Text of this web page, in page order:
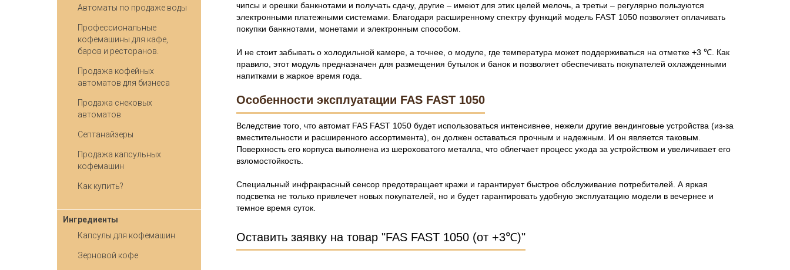
чипсы и орешки банкнотами и получать сдачу, другие – имеют для этих целей мелочь, а третьи – регулярно пользуются
электронными платежными системами. Благодаря расширенному спектру функций модель FAST 1050 позволяет оплачивать
покупки банкнотами, монетами и электронным способом.
И не стоит забывать о холодильной камере, а точнее, о модуле, где температура может поддерживаться на отметке +3 ℃. Как
правило, этот модуль предназначен для размещения бутылок и банок и позволяет обеспечивать покупателей охлажденными
напитками в жаркое время года.
Особенности эксплуатации FAS FAST 1050
Вследствие того, что автомат FAS FAST 1050 будет использоваться интенсивнее, нежели другие вендинговые устройства (из-за
вместительности и расширенного ассортимента), он должен оставаться прочным и надежным. И он является таковым.
Поверхность его корпуса выполнена из шероховатого металла, что облегчает процесс ухода за устройством и увеличивает его
взломостойкость.
Специальный инфракрасный сенсор предотвращает кражи и гарантирует быстрое обслуживание потребителей. А яркая
подсветка не только привлечет новых покупателей, но и будет гарантировать удобную эксплуатацию модели в вечернее и
темное время суток.
Оставить заявку на товар "FAS FAST 1050 (от +3℃)"
Автоматы по продаже воды
Профессиональные
кофемашины для кафе,
баров и ресторанов.
Продажа кофейных
автоматов для бизнеса
Продажа снековых
автоматов
Септанайзеры
Продажа капсульных
кофемашин
Как купить?
Ингредиенты
Капсулы для кофемашин
Зерновой кофе